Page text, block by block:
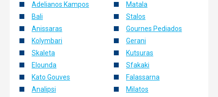
Adelianos Kampos
Bali
Anissaras
Kolymbari
Skaleta
Elounda
Kato Gouves
Analipsi
Matala
Stalos
Gournes Pediados
Gerani
Kutsuras
Sfakaki
Falassarna
Milatos